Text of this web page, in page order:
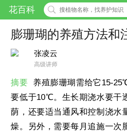
花百科
膨珊瑚的养殖方法和
张凌云
高级讲师
摘要
养殖膨珊瑚需给它15-
要低于10℃。生长期浇水要干
荫，还要适当通风和控制浇水
燥。另外，需要每月追施一次